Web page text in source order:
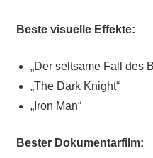
Beste visuelle Effekte:
„Der seltsame Fall des
„The Dark Knight“
„Iron Man“
Bester Dokumentarfilm: